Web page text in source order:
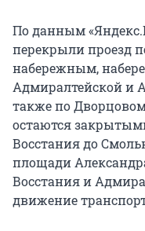
По данным
перекрыли проезд
набережным,
Адмиралтейской и
также по
остаются
Восстания до
площади
Восстания и
движение